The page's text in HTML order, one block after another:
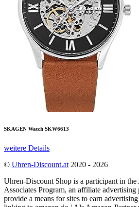
SKAGEN Watch SKW6613
weitere Details
© Uhren-Discount.at 2020 - 2026
Uhren-Discount Shop is a participant in
Associates Program, an affiliate advertising
provide a means for sites to earn